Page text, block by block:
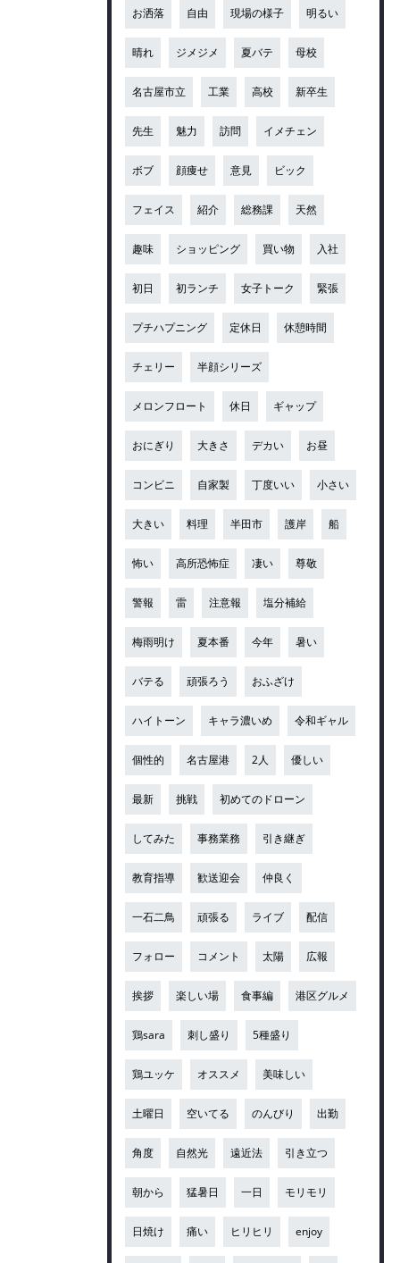
お洒落 自由 現場の様子 明るい
晴れ ジメジメ 夏バテ 母校
名古屋市立 工業 高校 新卒生
先生 魅力 訪問 イメチェン
ボブ 顔痩せ 意見 ビック
フェイス 紹介 総務課 天然
趣味 ショッピング 買い物 入社
初日 初ランチ 女子トーク 緊張
プチハプニング 定休日 休憩時間
チェリー 半顔シリーズ
メロンフロート 休日 ギャップ
おにぎり 大きさ デカい お昼
コンビニ 自家製 丁度いい 小さい
大きい 料理 半田市 護岸 船
怖い 高所恐怖症 凄い 尊敬
警報 雷 注意報 塩分補給
梅雨明け 夏本番 今年 暑い
バテる 頑張ろう おふざけ
ハイトーン キャラ濃いめ 令和ギャル
個性的 名古屋港 2人 優しい
最新 挑戦 初めてのドローン
してみた 事務業務 引き継ぎ
教育指導 歓送迎会 仲良く
一石二鳥 頑張る ライブ 配信
フォロー コメント 太陽 広報
挨拶 楽しい場 食事編 港区グルメ
鶏sara 刺し盛り 5種盛り
鶏ユッケ オススメ 美味しい
土曜日 空いてる のんびり 出勤
角度 自然光 遠近法 引き立つ
朝から 猛暑日 一日 モリモリ
日焼け 痛い ヒリヒリ enjoy